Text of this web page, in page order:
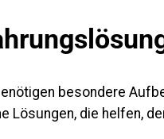
besondere
Lösungen, die helfen,